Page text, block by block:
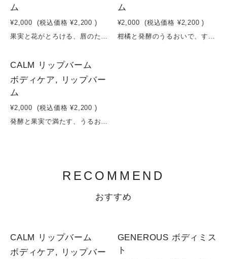
ム
¥2,000 (税込価格 ¥2,200 )
ム
¥2,000 (税込価格 ¥2,200 )
CALM リップバーム
ボディケア, リップバー
ム
¥2,000 (税込価格 ¥2,200 )
RECOMMEND
おすすめ
CALM リップバーム
ボディケア, リップバー
GENEROUS ボディミス
ト